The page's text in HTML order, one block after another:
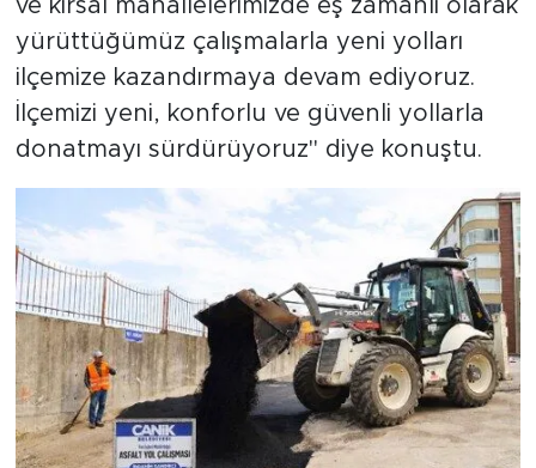
ve kırsal mahallelerimizde eş zamanlı olarak
yürüttüğümüz çalışmalarla yeni yolları
ilçemize kazandırmaya devam ediyoruz.
İlçemizi yeni, konforlu ve güvenli yollarla
donatmayı sürdürüyoruz" diye konuştu.